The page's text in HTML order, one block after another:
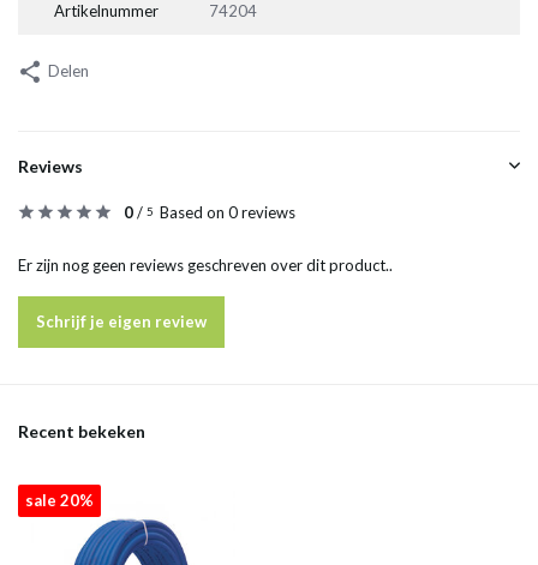
Artikelnummer 74204
Delen
Reviews
0/ 5 Based on 0 reviews
Er zijn nog geen reviews geschreven over dit product..
Schrijf je eigen review
Recent bekeken
sale 20%